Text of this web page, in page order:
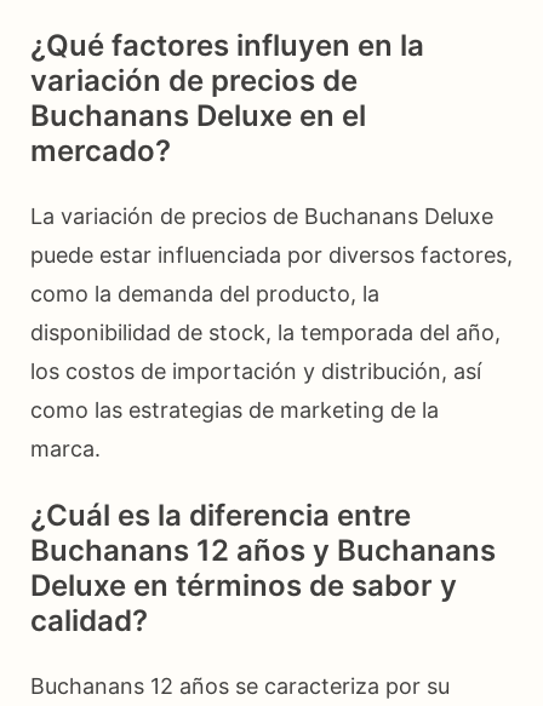
¿Qué factores influyen en la
variación de precios de
Buchanans Deluxe en el
mercado?
La variación de precios de Buchanans Deluxe
puede estar influenciada por diversos factores,
como la demanda del producto, la
disponibilidad de stock, la temporada del año,
los costos de importación y distribución, así
como las estrategias de marketing de la
marca.
¿Cuál es la diferencia entre
Buchanans 12 años y Buchanans
Deluxe en términos de sabor y
calidad?
Buchanans 12 años se caracteriza por su